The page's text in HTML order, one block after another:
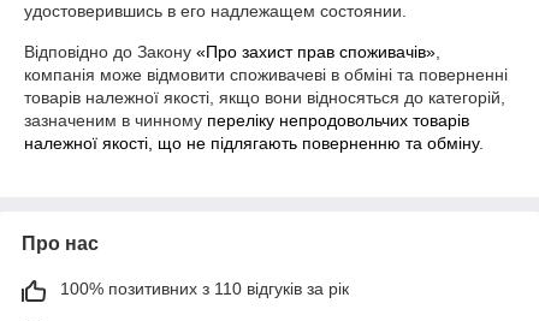
удостоверившись в его надлежащем состоянии.
Відповідно до Закону «Про захист прав споживачів»
компанія може відмовити споживачеві в обміні та поверненні
товарів належної якості, якщо вони відносяться до категорій,
зазначеним в чинному переліку непродовольчих товарів
належної якості, що не підлягають поверненню та обміну.
Про нас
100% позитивних з 110 відгуків за рік